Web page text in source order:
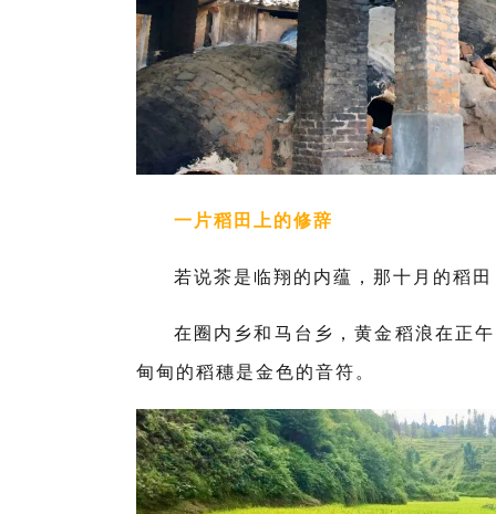
一片稻田上的修辞
若说茶是临翔的内蕴，那十月的稻
在圈内乡和马台乡，黄金稻浪在正
甸甸的稻穗是金色的音符。